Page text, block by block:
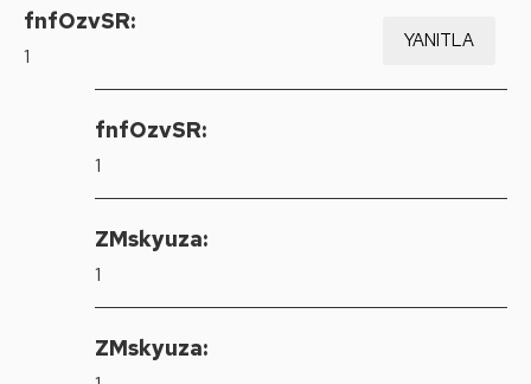
fnfOzvSR:
YANITLA
1
fnfOzvSR:
1
ZMskyuza:
1
ZMskyuza: